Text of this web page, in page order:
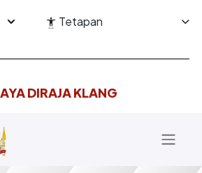
utama
DIRAJA KLANG
Tetapan